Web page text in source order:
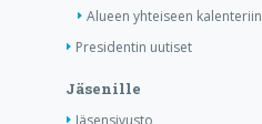
Alueen yhteiseen kalenteriin
Presidentin uutiset
Jäsenille